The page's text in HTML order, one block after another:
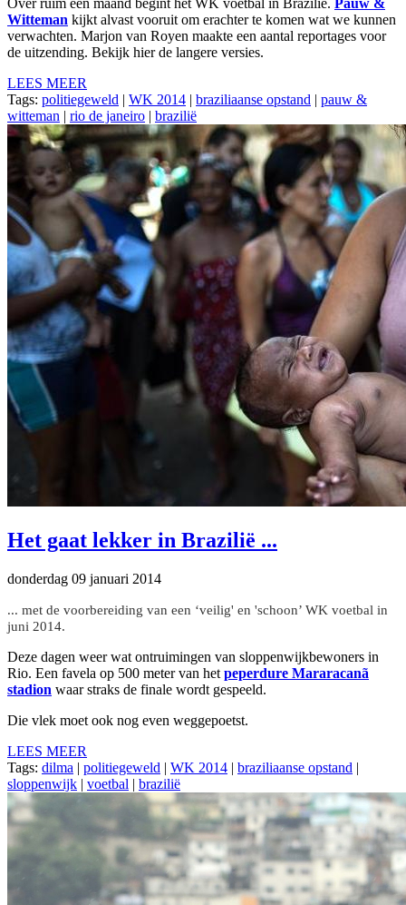
Witteman kijkt alvast vooruit om erachter te komen wat we kunnen
verwachten. Marjon van Royen maakte een aantal reportages voor
de uitzending. Bekijk hier de langere versies.
LEES MEER
Tags: politiegeweld | WK 2014 | braziliaanse opstand | pauw &
witteman | rio de janeiro | brazilië
Het gaat lekker in Brazilië ...
donderdag 09 januari 2014
... met de voorbereiding van een ‘veilig' en 'schoon’ WK voetbal in
juni 2014.
Deze dagen weer wat ontruimingen van sloppenwijkbewoners in
Rio. Een favela op 500 meter van het peperdure Mararacanã
stadion waar straks de finale wordt gespeeld.
Die vlek moet ook nog even weggepoetst.
LEES MEER
Tags: dilma | politiegeweld | WK 2014 | braziliaanse opstand |
sloppenwijk | voetbal | brazilië